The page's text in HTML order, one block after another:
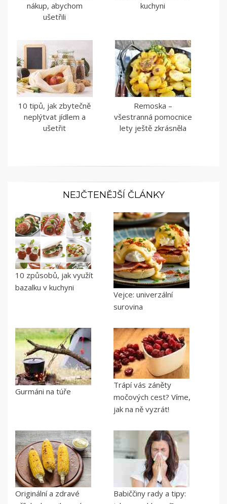
nákup, abychom
ušetřili
kuchyni
10 tipů, jak zbytečně
neplýtvat jídlem a
ušetřit
Remoska –
všestranná pomocnice
lety ještě zkrásněla
NEJČTENĚJŠÍ ČLÁNKY
10 způsobů, jak využít
bazalku v kuchyni
Vejce: univerzální
surovina
Gurmáni na túře
Trápí vás záněty
močových cest? Víme,
jak na ně vyzrát!
Originální a zdravé
Babiččiny rady a tipy: